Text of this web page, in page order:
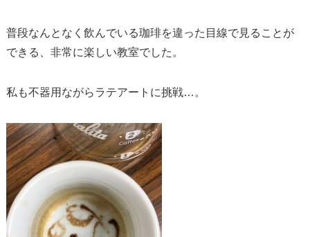
普段なんとなく飲んでいる珈琲を違った目線で見ることが
できる、非常に楽しい教室でした。
私も不器用ながらラテアートに挑戦…。